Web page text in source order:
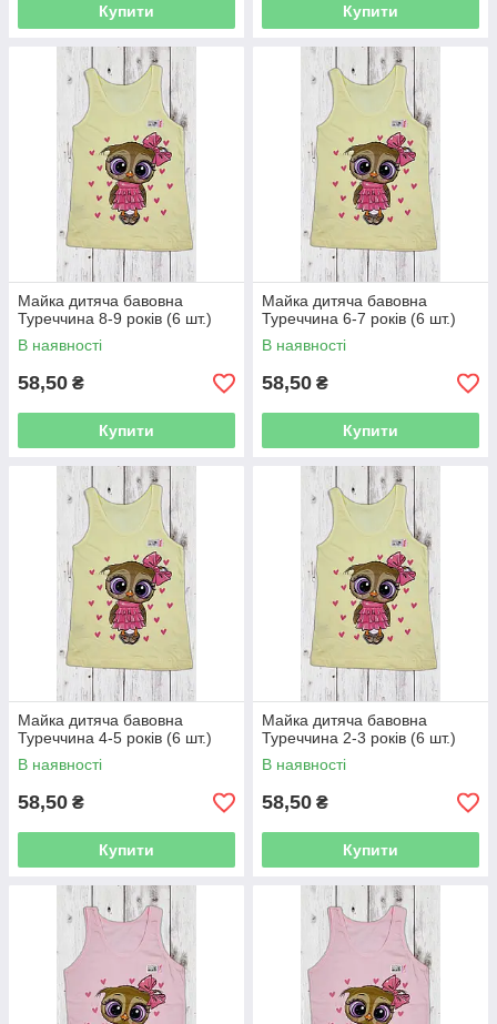
Купити Купити
Майка дитяча бавовна
Туреччина 8-9 років (6 шт.)
В наявності
58,50 ₴
Купити
Майка дитяча бавовна
Туреччина 6-7 років (6 шт.)
В наявності
58,50 ₴
Купити
Майка дитяча бавовна
Туреччина 4-5 років (6 шт.)
В наявності
58,50 ₴
Купити
Майка дитяча бавовна
Туреччина 2-3 років (6 шт.)
В наявності
58,50 ₴
Купити